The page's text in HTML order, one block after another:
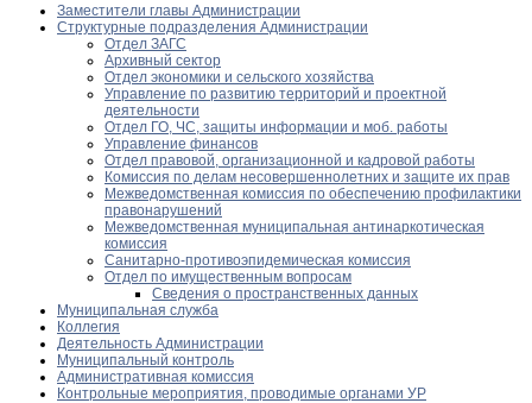
Заместители главы Администрации
Структурные подразделения Администрации
Отдел ЗАГС
Архивный сектор
Отдел экономики и сельского хозяйства
Управление по развитию территорий и проектной
деятельности
Отдел ГО, ЧС, защиты информации и моб. работы
Управление финансов
Отдел правовой, организационной и кадровой работы
Комиссия по делам несовершеннолетних и защите их прав
Межведомственная комиссия по обеспечению профилактики
правонарушений
Межведомственная муниципальная антинаркотическая
комиссия
Санитарно-противоэпидемическая комиссия
Отдел по имущественным вопросам
Сведения о пространственных данных
Муниципальная служба
Коллегия
Деятельность Администрации
Муниципальный контроль
Административная комиссия
Контрольные мероприятия, проводимые органами УР